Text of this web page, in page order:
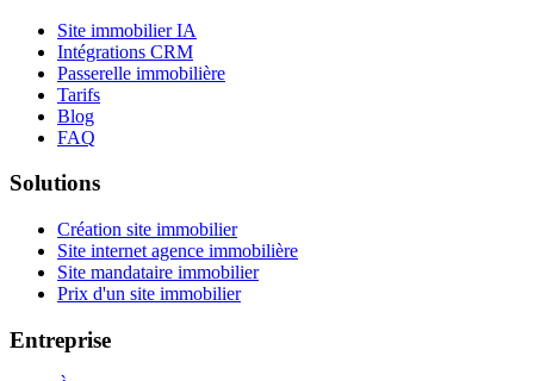
Site immobilier IA
Intégrations CRM
Passerelle immobilière
Tarifs
Blog
FAQ
Solutions
Création site immobilier
Site internet agence immobilière
Site mandataire immobilier
Prix d'un site immobilier
Entreprise